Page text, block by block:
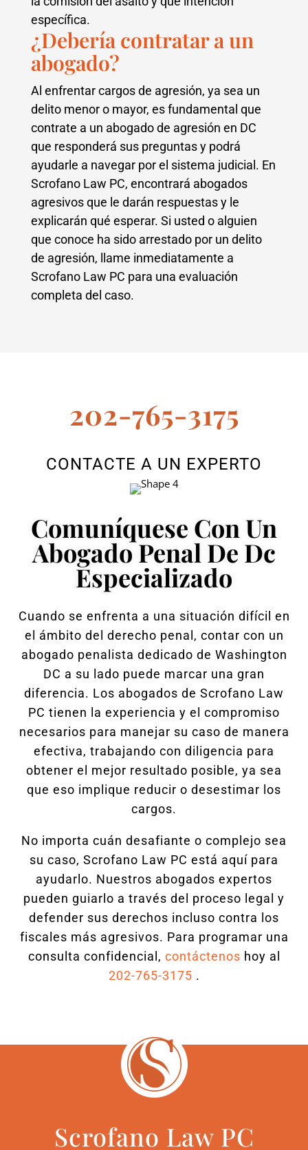
específica.
¿Debería contratar a un
abogado?
Al enfrentar cargos de agresión, ya sea un
delito menor o mayor, es fundamental que
contrate a un abogado de agresión en DC
que responderá sus preguntas y podrá
ayudarle a navegar por el sistema judicial. En
Scrofano Law PC, encontrará abogados
agresivos que le darán respuestas y le
explicarán qué esperar. Si usted o alguien
que conoce ha sido arrestado por un delito
de agresión, llame inmediatamente a
Scrofano Law PC para una evaluación
completa del caso.
202-765-3175
CONTACTE A UN EXPERTO
Comuníquese Con Un
Abogado Penal De Dc
Especializado
Cuando se enfrenta a una situación difícil en
el ámbito del derecho penal, contar con un
abogado penalista dedicado de Washington
DC a su lado puede marcar una gran
diferencia. Los abogados de Scrofano Law
PC tienen la experiencia y el compromiso
necesarios para manejar su caso de manera
efectiva, trabajando con diligencia para
obtener el mejor resultado posible, ya sea
que eso implique reducir o desestimar los
cargos.
No importa cuán desafiante o complejo sea
su caso, Scrofano Law PC está aquí para
ayudarlo. Nuestros abogados expertos
pueden guiarlo a través del proceso legal y
defender sus derechos incluso contra los
fiscales más agresivos. Para programar una
consulta confidencial, contáctenos hoy al
202-765-3175 .
Scrofano Law PC